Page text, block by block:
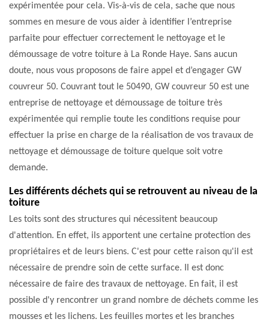
expérimentée pour cela. Vis-à-vis de cela, sache que nous
sommes en mesure de vous aider à identifier l’entreprise
parfaite pour effectuer correctement le nettoyage et le
démoussage de votre toiture à La Ronde Haye. Sans aucun
doute, nous vous proposons de faire appel et d’engager GW
couvreur 50. Couvrant tout le 50490, GW couvreur 50 est une
entreprise de nettoyage et démoussage de toiture très
expérimentée qui remplie toute les conditions requise pour
effectuer la prise en charge de la réalisation de vos travaux de
nettoyage et démoussage de toiture quelque soit votre
demande.
Les différents déchets qui se retrouvent au niveau de la
toiture
Les toits sont des structures qui nécessitent beaucoup
d'attention. En effet, ils apportent une certaine protection des
propriétaires et de leurs biens. C'est pour cette raison qu'il est
nécessaire de prendre soin de cette surface. Il est donc
nécessaire de faire des travaux de nettoyage. En fait, il est
possible d'y rencontrer un grand nombre de déchets comme les
mousses et les lichens. Les feuilles mortes et les branches